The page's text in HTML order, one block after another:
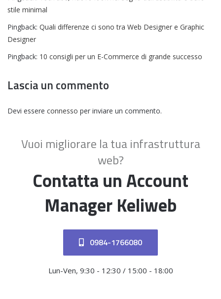
stile minimal
Pingback: Quali differenze ci sono tra Web Designer e Graphic
Designer
Pingback: 10 consigli per un E-Commerce di grande successo
Lascia un commento
Devi essere connesso per inviare un commento.
Vuoi migliorare la tua infrastruttura
web?
Contatta un Account
Manager Keliweb
0984-1766080
Lun-Ven, 9:30 - 12:30 / 15:00 - 18:00